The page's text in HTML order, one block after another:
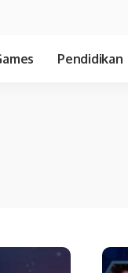
Pendidikan